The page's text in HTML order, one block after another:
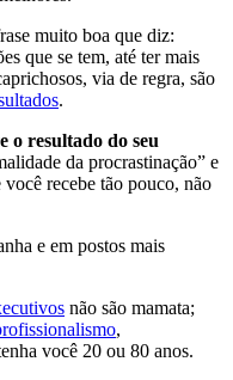
muito boa que diz:
que se tem, até ter mais
via de regra, são
.
o resultado do seu
da procrastinação” e
recebe tão pouco, não
e em postos mais
não são mamata;
,
você 20 ou 80 anos.